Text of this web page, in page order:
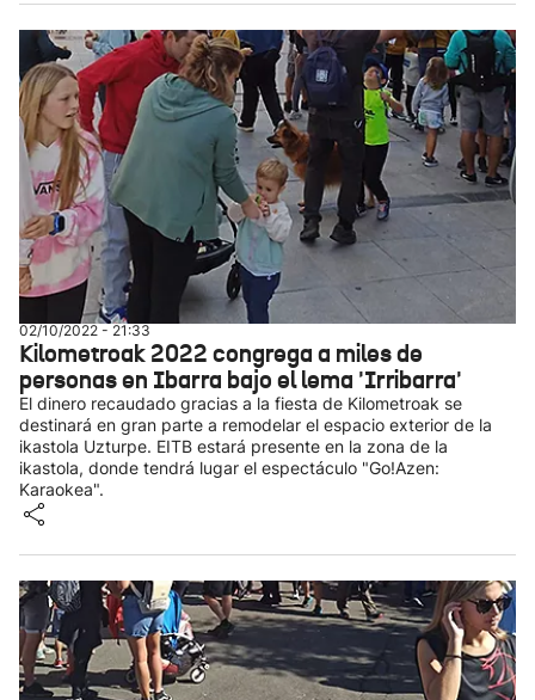
02/10/2022 - 21:33
Kilometroak 2022 congrega a miles de
personas en Ibarra bajo el lema 'Irribarra'
El dinero recaudado gracias a la fiesta de Kilometroak se
destinará en gran parte a remodelar el espacio exterior de la
ikastola Uzturpe. EITB estará presente en la zona de la
ikastola, donde tendrá lugar el espectáculo "Go!Azen:
Karaokea".